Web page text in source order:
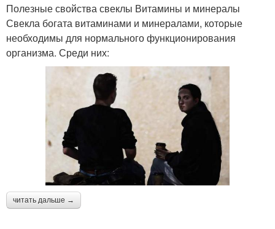
Полезные свойства свеклы Витамины и минералы
Свекла богата витаминами и минералами, которые
необходимы для нормального функционирования
организма. Среди них:
читать дальше →